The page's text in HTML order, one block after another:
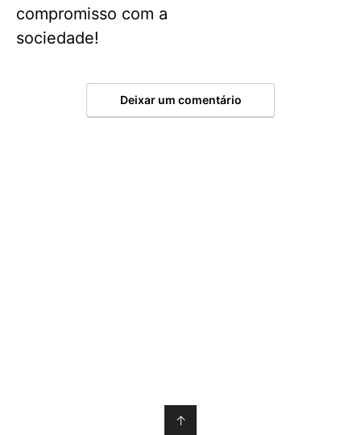
compromisso com a
sociedade!
Deixar um comentário
↑